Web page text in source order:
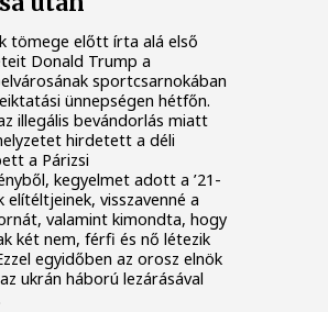
tömege előtt írta alá első
Donald Trump a
sportcsarnokában
ünnepségen hétfőn.
illegális bevándorlás miatt
hirdetett a déli
a Párizsi
kegyelmet adott a ’21-
elítéltjeinek, visszavenné a
valamint kimondta, hogy
két nem, férfi és nő létezik
egyidőben az orosz elnök
ukrán háború lezárásával